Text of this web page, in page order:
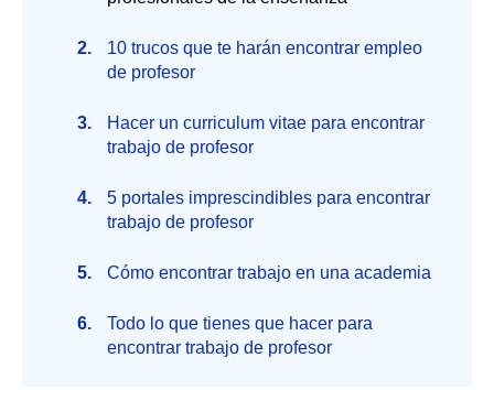
10 trucos que te harán encontrar empleo
de profesor
Hacer un curriculum vitae para encontrar
trabajo de profesor
5 portales imprescindibles para encontrar
trabajo de profesor
Cómo encontrar trabajo en una academia
Todo lo que tienes que hacer para
encontrar trabajo de profesor